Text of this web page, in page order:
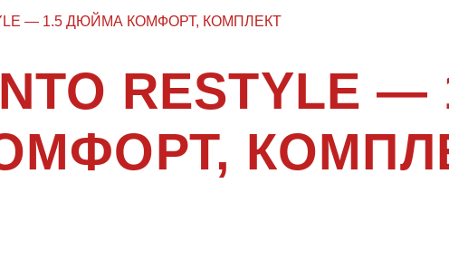
— 1.5 ДЮЙМА КОМФОРТ, КОМПЛЕКТ
RESTYLE